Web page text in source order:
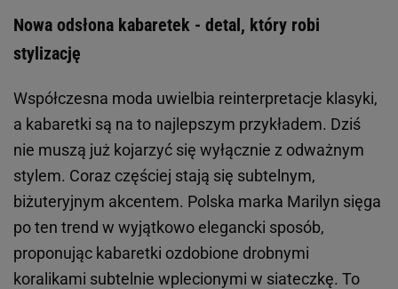
Nowa odsłona kabaretek - detal, który robi
stylizację
Współczesna moda uwielbia reinterpretacje klasyki,
a kabaretki są na to najlepszym przykładem. Dziś
nie muszą już kojarzyć się wyłącznie z odważnym
stylem. Coraz częściej stają się subtelnym,
biżuteryjnym akcentem. Polska marka Marilyn sięga
po ten trend w wyjątkowo elegancki sposób,
proponując kabaretki ozdobione drobnymi
koralikami subtelnie wplecionymi w siateczkę. To